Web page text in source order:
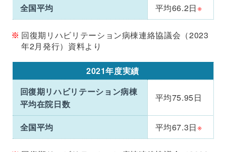
全国平均
平均66.2日※
回復期リハビリテーション病棟連絡協議会（2023
年2月発行）資料より
2021年度実績
回復期リハビリテーション病棟
平均在院日数
平均75.95日
全国平均 平均67.3日※